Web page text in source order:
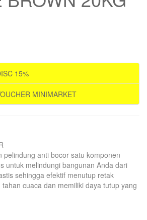
15%
MINIMARKET
pelindung anti bocor satu komponen
untuk melindungi bangunan Anda dari
sehingga efektif menutup retak
cuaca dan memiliki daya tutup yang